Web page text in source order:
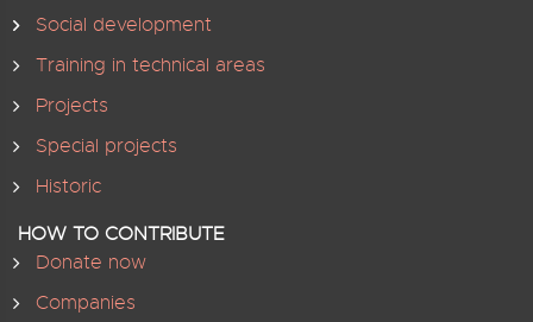
Social development
Training in technical areas
Projects
Special projects
Historic
HOW TO CONTRIBUTE
Donate now
Companies